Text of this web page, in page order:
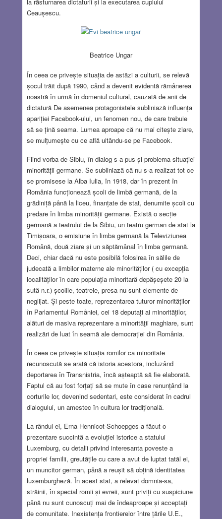
la răsturnarea dictaturii și la executarea cuplului
Ceaușescu.
Beatrice Ungar
În ceea ce privește situația de astăzi a culturii, se relevă
șocul trăit după 1990, când a devenit evidentă rămânerea
noastră în urmă în domeniul cultural, cauzată de anii de
dictatură De asemenea protagonistele subliniază influența
apariției Facebook-ului, un fenomen nou, de care trebuie
să se țină seama. Lumea aproape că nu mai citește ziare,
se mulțumește cu ce află uitându-se pe Facebook.
Fiind vorba de Sibiu, în dialog s-a pus și problema situației
minorității germane. Se subliniază că nu s-a realizat tot ce
se promisese la Alba Iulia, în 1918, dar în prezent în
România funcționează școli de limbă germană, de la
grădiniță până la liceu, finanțate de stat, denumite școli cu
predare în limba minorității germane. Există o secție
germană a teatrului de la Sibiu, un teatru german de stat la
Timișoara, o emisiune în limba germană la Televiziunea
Română, două ziare și un săptămânal în limba germană.
Deci, chiar dacă nu este posibilă folosirea în sălile de
judecată a limbilor materne ale minorităților ( cu excepția
localităților în care populația minoritară depășeșete 20 la
sută n.r.) școlile, teatrele, presa nu sunt elemente de
neglijat. Și peste toate, reprezentarea tuturor minorităților
în Parlamentul României, cei 18 deputați ai minorităților,
alături de masiva reprezentare a minorităţii maghiare, sunt
realizări de luat în seamă ale democrației din România.
În ceea ce privește situația romilor ca minoritate
recunoscută se arată că istoria acestora, incluzând
deportarea în Transnistria, încă așteaptă să fie elaborată.
Faptul că au fost forțați să se mute în case renunțând la
corturile lor, devenind sedentari, este considerat în cadrul
dialogului, un amestec în cultura lor tradițională.
La rândul ei, Erna Hennicot-Schoepges a făcut o
prezentare succintă a evoluției istorice a statului
Luxemburg, cu detalii privind interesanta poveste a
propriei familii, greutățile cu care a avut de luptat tatăl ei,
un muncitor german, până a reușit să obțină identitatea
luxemburgheză. În acest stat, a relevat domnia-sa,
străinii, în special romii și evreii, sunt priviți cu suspiciune
până nu sunt cunoscuți mai de îndeaproape și acceptați
de comunitate. Inexistența frontierelor între țările U.E.,